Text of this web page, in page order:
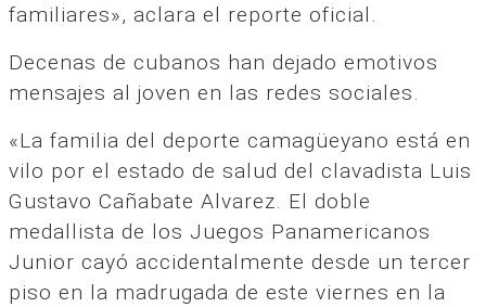
familiares», aclara el reporte oficial.
Decenas de cubanos han dejado emotivos
mensajes al joven en las redes sociales.
«La familia del deporte camagüeyano está en
vilo por el estado de salud del clavadista Luis
Gustavo Cañabate Alvarez. El doble
medallista de los Juegos Panamericanos
Junior cayó accidentalmente desde un tercer
piso en la madrugada de este viernes en la